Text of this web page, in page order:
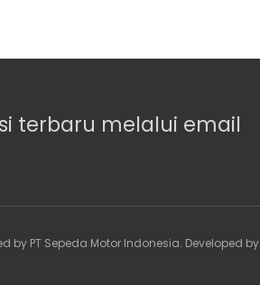
terbaru melalui email
by PT Sepeda Motor Indonesia. Developed by